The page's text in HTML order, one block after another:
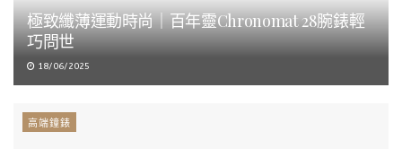
極致纖薄運動時尚｜百年靈Chronomat 28腕錶輕
巧問世
18/06/2025
高端鐘錶